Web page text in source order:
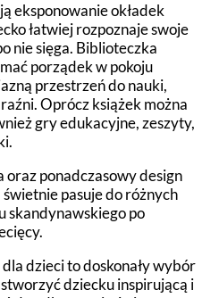
eksponowanie okładek
łatwiej rozpoznaje swoje
nie sięga. Biblioteczka
porządek w pokoju
przestrzeń do nauki,
Oprócz książek można
gry edukacyjne, zeszyty,
ponadczasowy design
pasuje do różnych
skandynawskiego po
dla dzieci to doskonały wybór
dziecku inspirującą i